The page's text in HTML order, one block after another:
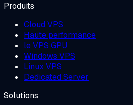
Produits
Cloud VPS
Haute performance
le VPS GPU
Windows VPS
Linux VPS
Dedicated Server
Solutions